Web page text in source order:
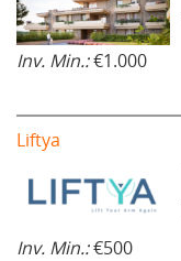
Inv. Min.:€1.000
Liftya
Inv. Min.:€500